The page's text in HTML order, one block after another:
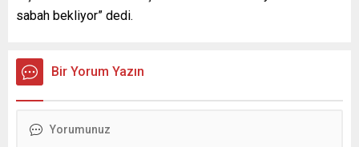
sabah bekliyor” dedi.
Bir Yorum Yazın